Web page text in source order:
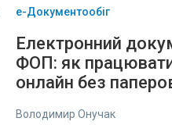
е-Документообіг
Електронний
ФОП: як
онлайн без
Володимир Онучак